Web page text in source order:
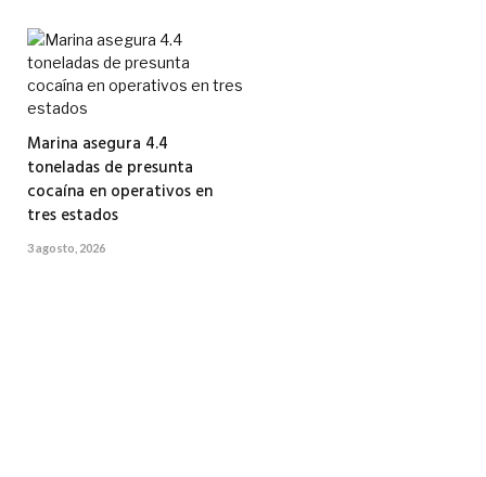
Marina asegura 4.4
toneladas de presunta
cocaína en operativos en
tres estados
3 agosto, 2026